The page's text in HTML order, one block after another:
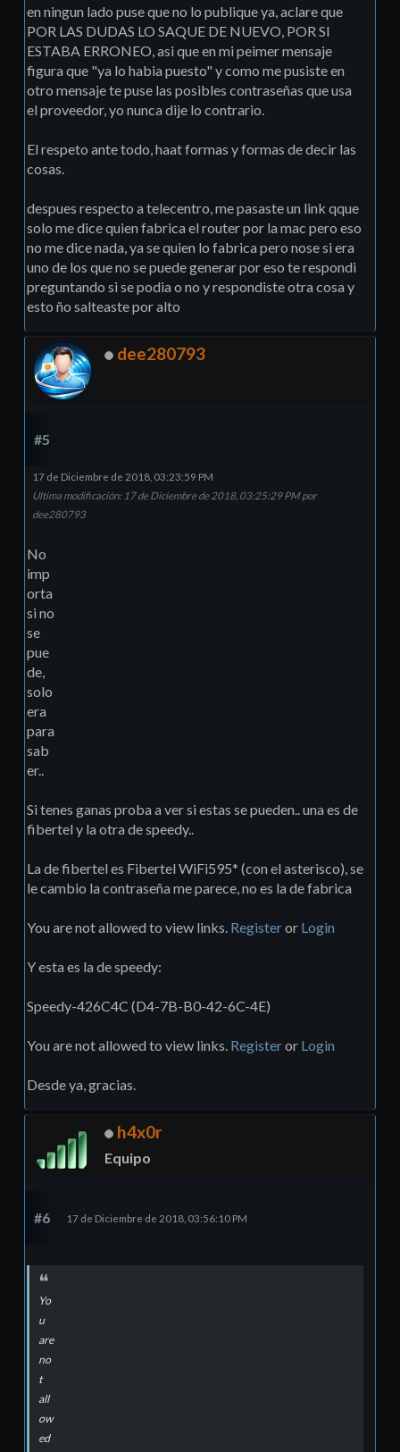
en ningun lado puse que no lo publique ya, aclare que
POR LAS DUDAS LO SAQUE DE NUEVO, POR SI
ESTABA ERRONEO, asi que en mi peimer mensaje
figura que "ya lo habia puesto" y como me pusiste en
otro mensaje te puse las posibles contraseñas que usa
el proveedor, yo nunca dije lo contrario.
El respeto ante todo, haat formas y formas de decir las
cosas.
despues respecto a telecentro, me pasaste un link qque
solo me dice quien fabrica el router por la mac pero eso
no me dice nada, ya se quien lo fabrica pero nose si era
uno de los que no se puede generar por eso te respondi
preguntando si se podia o no y respondiste otra cosa y
esto ño salteaste por alto
dee280793
#5
17 de Diciembre de 2018, 03:23:59 PM
Ultima modificación: 17 de Diciembre de 2018, 03:25:29 PM por
dee280793
No
imp
orta
si no
se
pue
de,
solo
era
para
sab
er..
Si tenes ganas proba a ver si estas se pueden.. una es de
fibertel y la otra de speedy..
La de fibertel es Fibertel WiFi595* (con el asterisco), se
le cambio la contraseña me parece, no es la de fabrica
You are not allowed to view links. Registeror Login
Y esta es la de speedy:
Speedy-426C4C (D4-7B-B0-42-6C-4E)
You are not allowed to view links. Registeror Login
Desde ya, gracias.
h4x0r
Equipo
#6 17 de Diciembre de 2018, 03:56:10 PM
Yo
u
are
no
t
all
ow
ed